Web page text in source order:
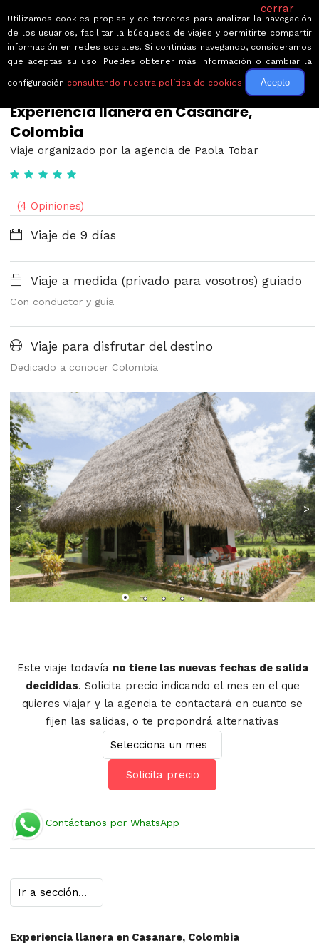
← Volver a Circuitos por Colombia
Experiencia llanera en Casanare,
Colombia
Viaje organizado por la agencia de Paola Tobar
(4 Opiniones)
Viaje de 9 días
Viaje a medida (privado para vosotros) guiado
Con conductor y guía
Viaje para disfrutar del destino
Dedicado a conocer Colombia
< >
Este viaje todavía no tiene las nuevas fechas de salida
decididas. Solicita precio indicando el mes en el que
quieres viajar y la agencia te contactará en cuanto se
fijen las salidas, o te propondrá alternativas
Solicita precio
Contáctanos por WhatsApp
Experiencia llanera en Casanare, Colombia
cerrar
Utilizamos cookies propias y de terceros para analizar la navegación
de los usuarios, facilitar la búsqueda de viajes y permitirte compartir
información en redes sociales. Si continúas navegando, consideramos
que aceptas su uso. Puedes obtener más información o cambiar la
configuración consultando nuestra política de cookies Acepto